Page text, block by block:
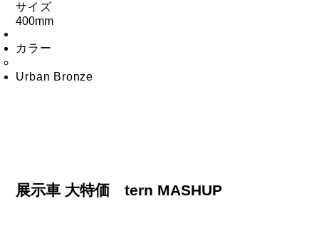
サイズ
400mm
カラー
Urban Bronze
展示車 大特価 tern MASHUP